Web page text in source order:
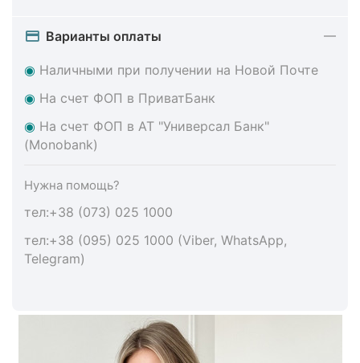
Варианты оплаты
◉ Наличными при получении на Новой Почте
◉ На счет ФОП в ПриватБанк
◉ На счет ФОП в АТ "Универсал Банк"
(Monobank)
Нужна помощь?
тел:+38 (073) 025 1000
тел:+38 (095) 025 1000 (Viber, WhatsApp,
Telegram)